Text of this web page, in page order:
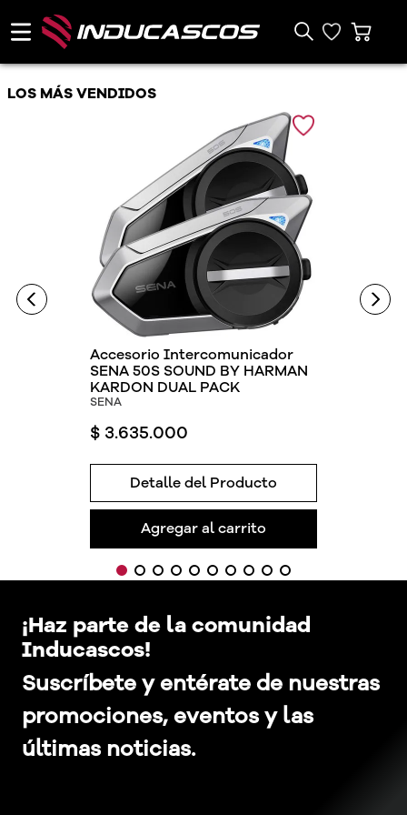
LOS MÁS VENDIDOS
Accesorio Intercomunicador
SENA 50S SOUND BY HARMAN
KARDON DUAL PACK
SENA
$ 3.635.000
Detalle del Producto
Agregar al carrito
¡Haz parte de la comunidad
Inducascos!
Suscríbete y entérate de nuestras
promociones, eventos y las
últimas noticias.